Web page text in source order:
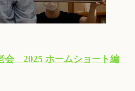
会 2025 ホームショート編